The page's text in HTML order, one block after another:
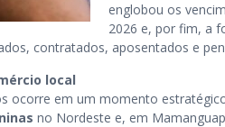
englobou os
2026 e, por fim, a
contratados, aposentados e
local
ocorre em um momento
no Nordeste e, em